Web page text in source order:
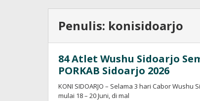
Penulis: konisidoarjo
84 Atlet Wushu Sidoarjo
PORKAB Sidoarjo 2026
KONI SIDOARJO – Selama 3 hari Cabor
mulai 18 – 20 Juni, di mal